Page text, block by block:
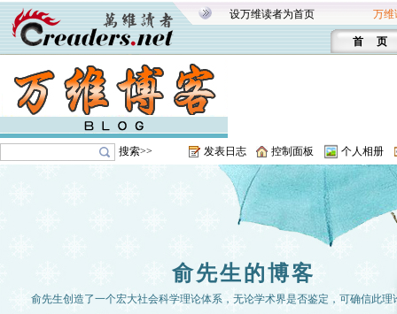
设万维读者为首页 万维
首 页
搜索>> 发表日志 控制面板 个人相册
俞先生的博客
俞先生创造了一个宏大社会科学理论体系，无论学术界是否鉴定，可确信此理